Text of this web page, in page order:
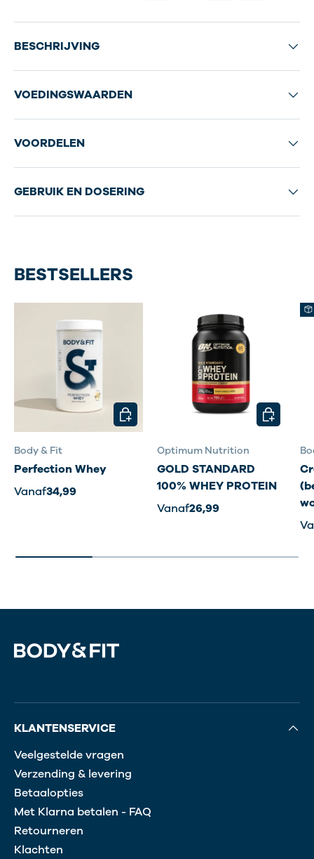
BESCHRIJVING
VOEDINGSWAARDEN
VOORDELEN
GEBRUIK EN DOSERING
BESTSELLERS
Body & Fit
Perfection Whey
Vanaf34,99
KIES MOGELIJKHEDEN
Optimum Nutrition
GOLD STANDARD
100% WHEY PROTEIN
Vanaf26,99
KIES
KLANTENSERVICE
Veelgestelde vragen
Verzending & levering
Betaalopties
Met Klarna betalen - FAQ
Retourneren
Klachten